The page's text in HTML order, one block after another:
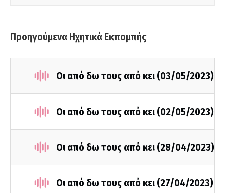
Προηγούμενα Ηχητικά Εκπομπής
Οι από δω τους από κει (03/05/2023)
Οι από δω τους από κει (02/05/2023)
Οι από δω τους από κει (28/04/2023)
Οι από δω τους από κει (27/04/2023)